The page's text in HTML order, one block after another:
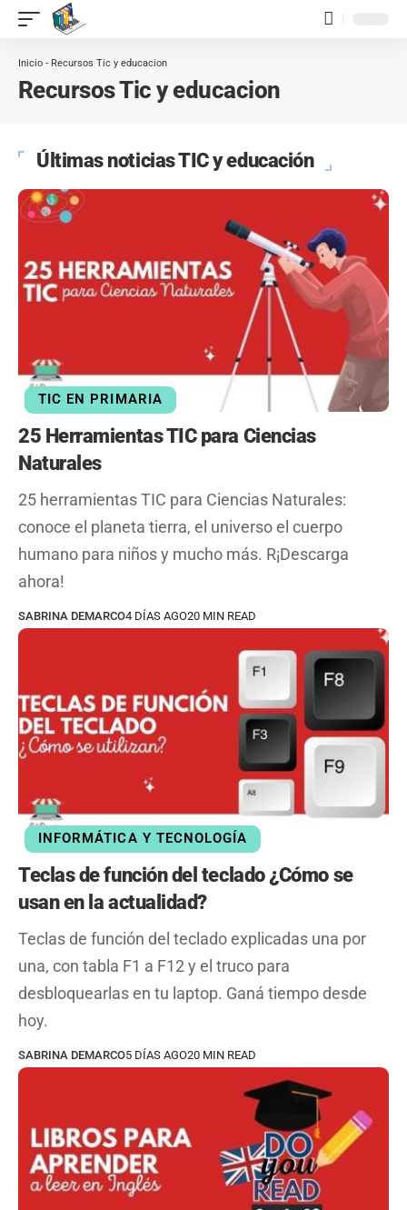
contenido
Inicio - Recursos Tic y educacion
Recursos Tic y educacion
Últimas noticias TIC y educación
TIC EN PRIMARIA
25 Herramientas TIC para Ciencias
Naturales
25 herramientas TIC para Ciencias Naturales:
conoce el planeta tierra, el universo el cuerpo
humano para niños y mucho más. R¡Descarga
ahora!
SABRINA DEMARCO4 DÍAS AGO20 MIN READ
INFORMÁTICA Y TECNOLOGÍA
Teclas de función del teclado ¿Cómo se
usan en la actualidad?
Teclas de función del teclado explicadas una por
una, con tabla F1 a F12 y el truco para
desbloquearlas en tu laptop. Ganá tiempo desde
hoy.
SABRINA DEMARCO5 DÍAS AGO20 MIN READ